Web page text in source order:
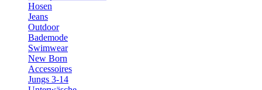
Hosen
Jeans
Outdoor
Bademode
Swimwear
New Born
Accessoires
Jungs 3-14